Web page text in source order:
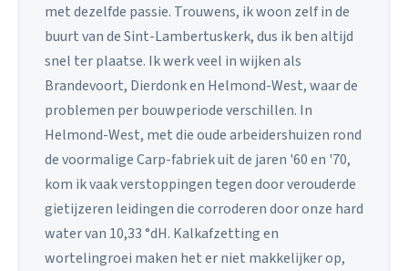
met dezelfde passie. Trouwens, ik woon zelf in de
buurt van de Sint-Lambertuskerk, dus ik ben altijd
snel ter plaatse. Ik werk veel in wijken als
Brandevoort, Dierdonk en Helmond-West, waar de
problemen per bouwperiode verschillen. In
Helmond-West, met die oude arbeidershuizen rond
de voormalige Carp-fabriek uit de jaren '60 en '70,
kom ik vaak verstoppingen tegen door verouderde
gietijzeren leidingen die corroderen door onze hard
water van 10,33 °dH. Kalkafzetting en
wortelingroei maken het er niet makkelijker op,